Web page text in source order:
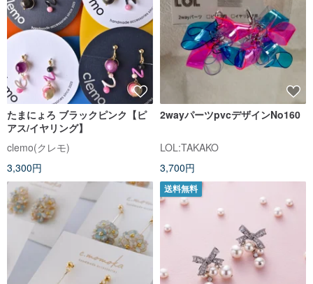
たまにょろ ブラックピンク【ピ
アス/イヤリング】
clemo(クレモ)
3,300円
2wayパーツpvcデザインNo160
LOL:TAKAKO
3,700円
送料無料